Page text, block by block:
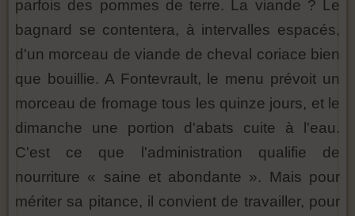
parfois des pommes de terre. La viande ? Le
bagnard se contentera, à intervalles espacés,
d'un morceau de viande de cheval coriace bien
que bouillie. A Fontevrault, le menu prévoit un
morceau de fromage tous les quinze jours, et le
dimanche une portion d'abats cuite à l'eau.
C'est ce que l'administration qualifie de
nourriture « saine et abondante ». Mais pour
mériter sa pitance, il convient de travailler, pour